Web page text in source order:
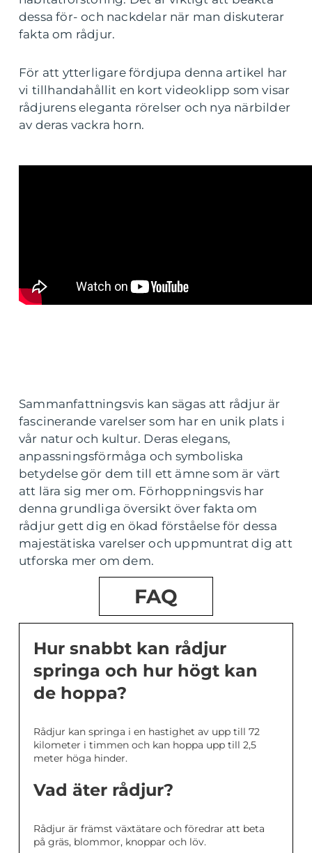
dessa för- och nackdelar när man diskuterar
fakta om rådjur.
För att ytterligare fördjupa denna artikel har
vi tillhandahållit en kort videoklipp som visar
rådjurens eleganta rörelser och nya närbilder
av deras vackra horn.
Sammanfattningsvis kan sägas att rådjur är
fascinerande varelser som har en unik plats i
vår natur och kultur. Deras elegans,
anpassningsförmåga och symboliska
betydelse gör dem till ett ämne som är värt
att lära sig mer om. Förhoppningsvis har
denna grundliga översikt över fakta om
rådjur gett dig en ökad förståelse för dessa
majestätiska varelser och uppmuntrat dig att
utforska mer om dem.
FAQ
Hur snabbt kan rådjur
springa och hur högt kan
de hoppa?
Rådjur kan springa i en hastighet av upp till 72
kilometer i timmen och kan hoppa upp till 2,5
meter höga hinder.
Vad äter rådjur?
Rådjur är främst växtätare och föredrar att beta
på gräs, blommor, knoppar och löv.